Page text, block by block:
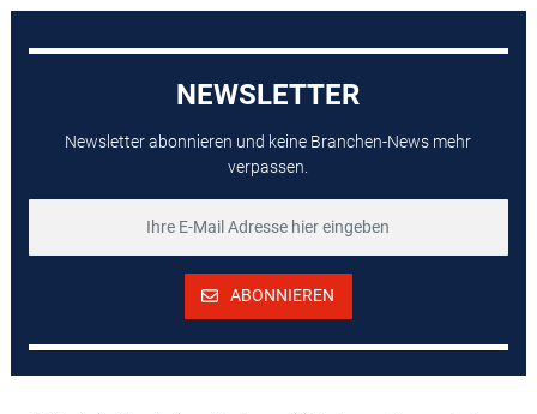
NEWSLETTER
Newsletter abonnieren und keine Branchen-News mehr
verpassen.
ABONNIEREN